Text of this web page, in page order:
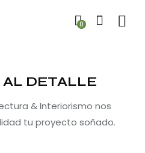
0
AL DETALLE
& Interiorismo nos
tu proyecto soñado.